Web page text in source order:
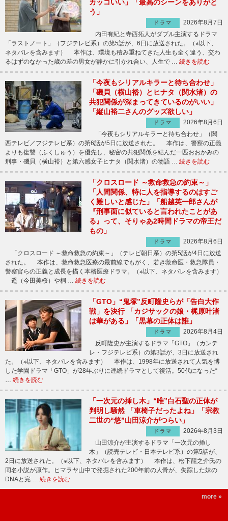
カッコいい」「最高のシーンをありがと
う」
ドラマ
2026年8月7日
内田有紀と寺西拓人がダブル主演するドラマ
「ラストノート」（フジテレビ系）の第5話が、6日に放送された。（※以下、
ネタバレを含みます） 本作は、環境も積み重ねてきた人生も全く違う、交わ
るはずのなかった歳の差の男女が静かに引かれ合い、人生で … 続きを読む
「今夜もシリアルキラーと待ち合わせ」
「磯貝（横山裕）とヒナタ（関水渚）の
共犯関係が深まってきているのがいい」
「縦山裕二さんのグッズ欲しい」
ドラマ
2026年8月6日
「今夜もシリアルキラーと待ち合わせ」（関
西テレビ／フジテレビ系）の第6話が5日に放送された。 本作は、警察の正義
よりも復讐（ふくしゅう）を優先し、秘密の共犯関係を結んだ一匹おおかみの
刑事・磯貝（横山裕）と第六感女子ヒナタ（関水渚）の物語 … 続きを読む
「クロスロード ～救命救急の約束～」
「人間関係、特に人を指導するのはすご
く難しいと感じた」「船越英一郎さんが
『刑事面に似ていると言われたことがあ
る』って、そりゃあ2時間ドラマの帝王だ
もの」
ドラマ
2026年8月6日
「クロスロード ～救命救急の約束～」（テレビ朝日系）の第5話が4日に放送
された。 本作は、救命救急医療の最前線でもがく、若き救命医・救急隊員・
警察官らの正義と成長を描く本格医療ドラマ。（※以下、ネタバレを含みます）
遥（今田美桜）や桐 … 続きを読む
「GTO」“鬼塚”反町隆史らが「告白大作
戦」を決行 「カジサックの娘・梶原叶渚
は華がある」「黒幕の正体は誰」
ドラマ
2026年8月4日
反町隆史が主演するドラマ「GTO」（カンテ
レ・フジテレビ系）の第3話が、3日に放送され
た。（※以下、ネタバレを含みます） 本作は、1998年に放送されて人気を博
した学園ドラマ「GTO」が28年ぶりに連続ドラマとして復活。50代になった“
… 続きを読む
「一次元の挿し木」“唯”白石聖の正体が
判明し騒然 「車椅子だったよね」「宗教
二世の“悠”山田涼介がつらい」
ドラマ
2026年8月3日
山田涼介が主演するドラマ「一次元の挿し
木」（読売テレビ・日本テレビ系）の第5話が、
2日に放送された。（※以下、ネタバレを含みます） 本作は、松下龍之介氏の
同名小説が原作。ヒマラヤ山中で発掘された200年前の人骨が、失踪した妹の
DNAと完 … 続きを読む
more »